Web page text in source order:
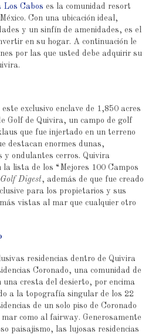
Los Cabos es la comunidad resort
Con una ubicación ideal,
y un sinfín de amenidades, es el
en su hogar. A continuación le
por las que usted debe adquirir su
exclusivo enclave de 1,850 acres
Golf de Quivira, un campo de golf
que fue injertado en un terreno
destacan enormes dunas,
y ondulantes cerros. Quivira
la lista de los “Mejores 100 Campos
Golf Digest, además de que fue creado
para los propietarios y sus
vistas al mar que cualquier otro
residencias dentro de Quivira
Coronado, una comunidad de
una cresta del desierto, por encima
a la topografía singular de los 22
de un solo piso de Coronado
como al fairway. Generosamente
paisajismo, las lujosas residencias